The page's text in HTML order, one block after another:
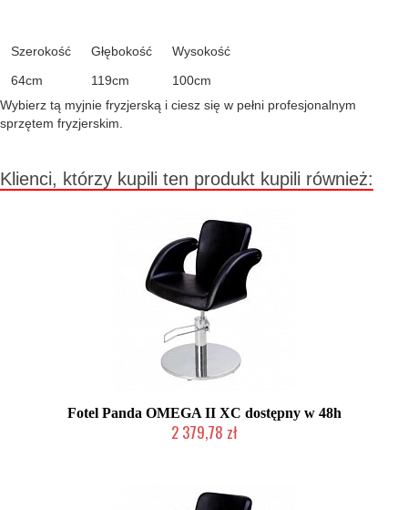
Szerokość Głębokość
Wysokość
64cm
119cm
100cm
Wybierz tą myjnie fryzjerską i ciesz się w pełni profesjonalnym
sprzętem fryzjerskim.
Klienci, którzy kupili ten produkt kupili również:
Fotel Panda OMEGA II XC dostępny w 48h
2 379,78 zł